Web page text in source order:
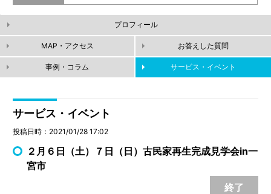
プロフィール
MAP・アクセス お答えした質問
事例・コラム サービス・イベント
サービス・イベント
投稿日時：2021/01/28 17:02
２月６日（土）７日（日）古民家再生完成見学会in一
宮市
終了